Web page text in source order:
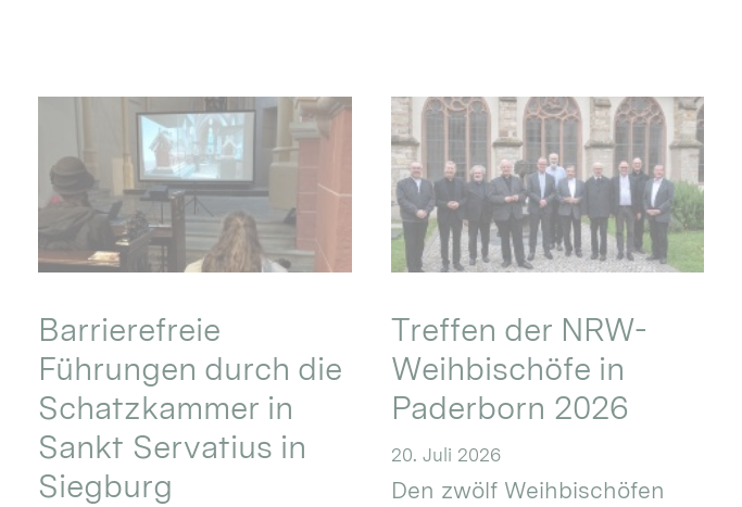
Barrierefreie
Führungen durch die
Schatzkammer in
Sankt Servatius in
Siegburg
Treffen der NRW-
Weihbischöfe in
Paderborn 2026
20. Juli 2026
Den zwölf Weihbischöfen